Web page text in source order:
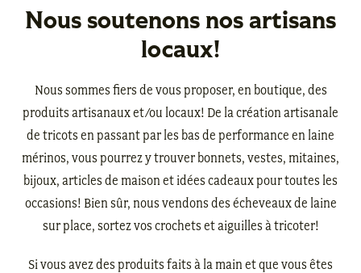
Nous soutenons nos artisans
locaux!
Nous sommes fiers de vous proposer, en boutique, des
produits artisanaux et/ou locaux! De la création artisanale
de tricots en passant par les bas de performance en laine
mérinos, vous pourrez y trouver bonnets, vestes, mitaines,
bijoux, articles de maison et idées cadeaux pour toutes les
occasions! Bien sûr, nous vendons des écheveaux de laine
sur place, sortez vos crochets et aiguilles à tricoter!
Si vous avez des produits faits à la main et que vous êtes